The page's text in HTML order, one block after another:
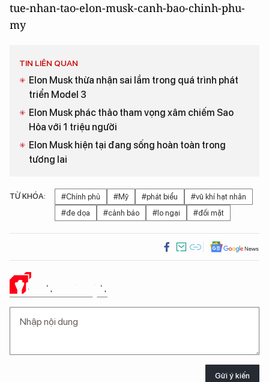
tue-nhan-tao-elon-musk-canh-bao-chinh-phu-
my
TIN LIÊN QUAN
Elon Musk thừa nhận sai lầm trong quá trình phát
triển Model 3
Elon Musk phác thảo tham vọng xâm chiếm Sao
Hỏa với 1 triệu người
Elon Musk hiện tại đang sống hoàn toàn trong
tương lai
TỪ KHÓA: #Chính phủ #Mỹ #phát biểu
#vũ khí hạt nhân
#đe dọa
#cảnh báo #lo ngại #đối mặt
Ý KIẾN CỦA BẠN
Gửi ý kiến